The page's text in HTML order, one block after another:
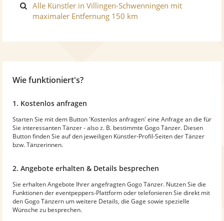
Alle Künstler in Villingen-Schwenningen mit
maximaler Entfernung 150 km
Wie funktioniert's?
1. Kostenlos anfragen
Starten Sie mit dem Button 'Kostenlos anfragen' eine Anfrage an die für
Sie interessanten Tänzer - also z. B. bestimmte Gogo Tänzer. Diesen
Button finden Sie auf den jeweiligen Künstler-Profil-Seiten der Tänzer
bzw. Tänzerinnen.
2. Angebote erhalten & Details besprechen
Sie erhalten Angebote Ihrer angefragten Gogo Tänzer. Nutzen Sie die
Funktionen der eventpeppers-Plattform oder telefonieren Sie direkt mit
den Gogo Tänzern um weitere Details, die Gage sowie spezielle
Wünsche zu besprechen.